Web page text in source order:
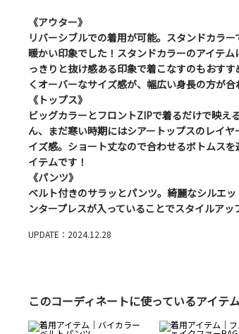
《アウター》
リバーシブルでの着用が可能。スタンドカラ
暖かい印象でした！スタンドカラーのアイテ
っきりと抜け感ある印象で着こなすのもおす
くオーバーなサイズ感が、幅広い身長の方が合
《トップス》
ビッグカラーとフロントZIPで着るだけで映え
ん、まだ寒い時期にはシアートップスのレイ
イズ感。ショート丈なので合わせるボトムス
イテムです！
《パンツ》
ベルト付きのサラッとパンツ。綺麗なシルエ
ンタープレスが入っていることでスタイルア
UPDATE：2024.12.28
このコーディネートに使っているアイテ